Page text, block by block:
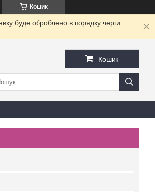
Кошик
буде оброблено в порядку черги
Кошик